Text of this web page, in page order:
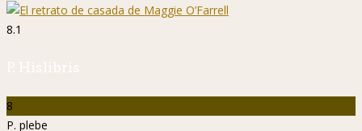
8.1
P. Hislibris
8
P. plebe